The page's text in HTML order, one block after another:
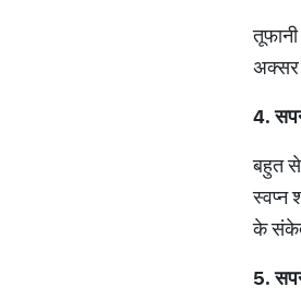
अक्सर
4.
बहुत से
स्वप्न
के
5.